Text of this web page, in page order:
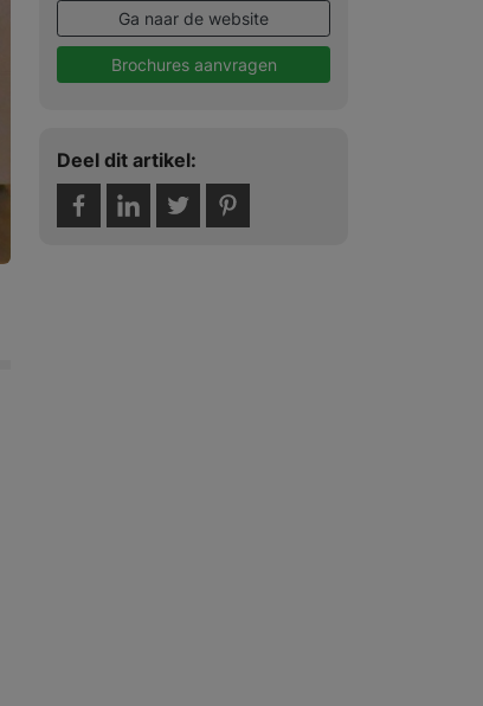
Ga naar de website
Brochures aanvragen
Deel dit artikel: